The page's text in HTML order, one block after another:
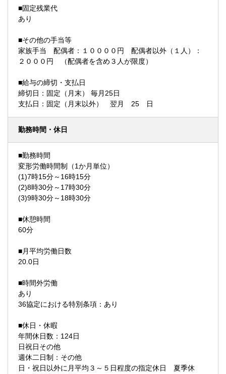
■固定残業代
あり
■その他の手当等
家族手当 配偶者：１００００円 配偶者以外（１人）：
２０００円 （配偶者を含め３人が限度）
■給与の締切・支払日
締切日：固定（月末） 毎月25日
支払日：固定（月末以外） 翌月 25 日
勤務時間・休日
■勤務時間
変形労働時間制（1か月単位）
(1)7時15分～16時15分
(2)8時30分～17時30分
(3)9時30分～18時30分
■休憩時間
60分
■月平均労働日数
20.0日
■時間外労働
あり
36協定における特別条項：あり
■休日・休暇
年間休日数：124日
日祝日その他
週休二日制：その他
日・祝日以外に月平均３～５日程度の指定休日 夏季休